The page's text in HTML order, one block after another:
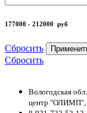
177000 - 212000 руб
Сбросить
Сбросить
Вологодская
центр "ОЛИМП",